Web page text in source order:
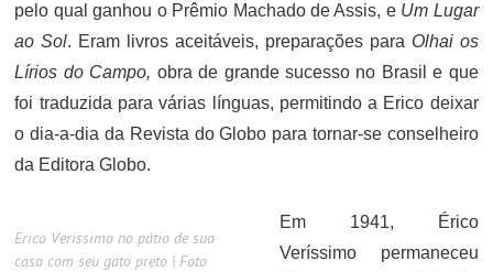
pelo qual ganhou o Prêmio Machado de Assis, e Um Lugar
ao Sol. Eram livros aceitáveis, preparações para Olhai os
Lírios do Campo, obra de grande sucesso no Brasil e que
foi traduzida para várias línguas, permitindo a Erico deixar
o dia-a-dia da Revista do Globo para tornar-se conselheiro
da Editora Globo.
Erico Verissimo no pátio de sua
casa com seu gato preto | Foto
Em 1941, Érico
Veríssimo permaneceu